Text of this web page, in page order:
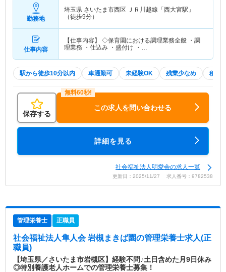
勤務地
埼玉県 さいたま市西区 ＪＲ川越線「西大宮駅」
（徒歩9分）
仕事内容
【仕事内容】 ◇保育園における調理業務全般 ・調
理業務 ・仕込み ・盛付け ・…
駅から徒歩10分以内 車通勤可 未経験OK 残業少なめ 積極
保存する
この求人を問い合わせる
詳細を見る
社会福祉法人明愛会の求人一覧
更新日：2025/11/27 求人番号：9782538
管理栄養士 正職員
社会福祉法人隼人会 岩槻まきば園の管理栄養士求人(正
職員)
【埼玉県／さいたま市岩槻区】経験不問♪土日含めた月9日休み
◎特別養護老人ホームでの管理栄養士募集！